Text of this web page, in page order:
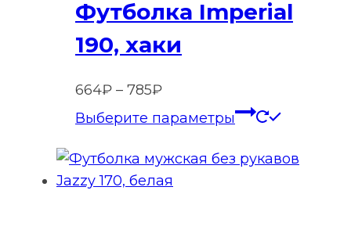
Опции
товара.
Футболка Imperial
190, хаки
664₽ – 785₽Диапазон
цен:
–
785₽
Выберите параметры
Этот
имеет